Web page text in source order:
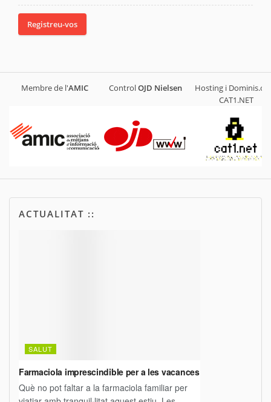
Registreu-vos
Membre de l'AMIC ControlOJD Nielsen
Hosting i
CAT1.NET
ACTUALITAT ::